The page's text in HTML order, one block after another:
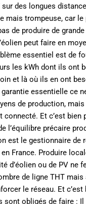
des longues
mais trompeuse, car le
de produire de
peut faire en
essentiel est de
les kWh dont ils ont
et là où ils en ont
essentielle ce
de production,
connecté. Et c’est bien
l’équilibre précaire
est le gestionnaire de
en France. Produire
d’éolien ou de PV ne
de ligne THT mais
le réseau. Et c’est
sont obligés de faire :